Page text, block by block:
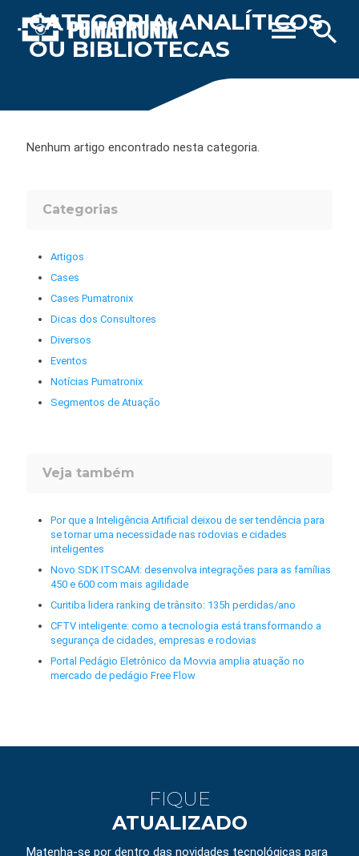
search
menu
CATEGORIA: ANALÍTICOS
OU BIBLIOTECAS
Nenhum artigo encontrado nesta categoria.
Categorias
Artigos
Cases
Cases Pumatronix
Dicas dos Consultores
Diversos
Eventos
Notícias Pumatronix
Segmentos de Atuação
Veja também
Por que a Inteligência Artificial deixou de ser tendência para
se tornar uma necessidade nas rodovias e cidades
inteligentes
Novo SDK ITSCAM: desenvolva integrações para as famílias
450 e 600 com mais agilidade
Curitiba lidera ranking de trânsito: 135h perdidas/ano
CFTV inteligente: como a tecnologia está transformando a
segurança de cidades, empresas e rodovias
Portal Pedágio Eletrônico da Movvia amplia atuação no
mercado de pedágio Free Flow
FIQUE
ATUALIZADO
Matenha-se por dentro das novidades tecnológicas para